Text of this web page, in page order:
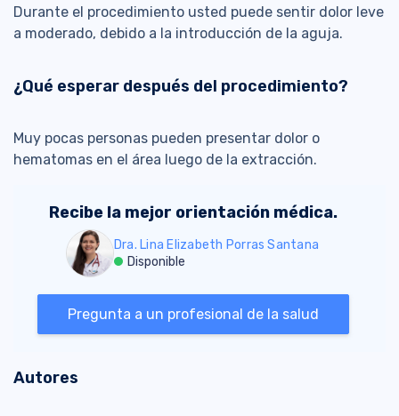
Durante el procedimiento usted puede sentir dolor leve
a moderado, debido a la introducción de la aguja.
¿Qué esperar después del procedimiento?
Muy pocas personas pueden presentar dolor o
hematomas en el área luego de la extracción.
Recibe la mejor orientación médica.
Dra. Lina Elizabeth Porras Santana
Disponible
Pregunta a un profesional de la salud
Autores